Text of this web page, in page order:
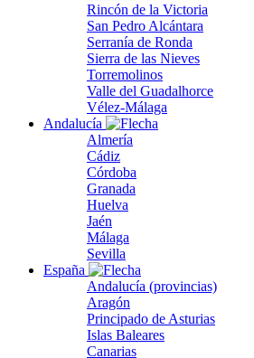
Rincón de la Victoria
San Pedro Alcántara
Serranía de Ronda
Sierra de las Nieves
Torremolinos
Valle del Guadalhorce
Vélez-Málaga
Andalucía
Almería
Cádiz
Córdoba
Granada
Huelva
Jaén
Málaga
Sevilla
España
Andalucía (provincias)
Aragón
Principado de Asturias
Islas Baleares
Canarias